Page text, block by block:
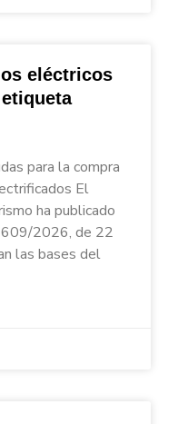
eléctricos
para la compra
El
ha publicado
2026, de 22
las bases del